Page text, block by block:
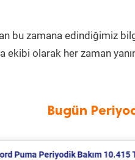
bu zamana edindiğimiz
ekibi olarak her zaman
Bugün
Audi A3 Periyodik Bakım